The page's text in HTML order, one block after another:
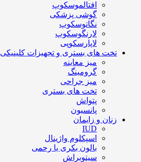
افتالموسکوپ
گوشی پزشکی
نگاتوسکوپ
لارنگوسکوپ
لاپارسکوپی
تخت های بستری و تجهیزات کلینیکی
میز معاینه
گرومینگ
میز جراحی
تخت های بستری
پتواش
پانسیون
زنان و زایمان
IUD
اسپکلوم واژینال
بالون بکری یا رحمی
سیتوبراش